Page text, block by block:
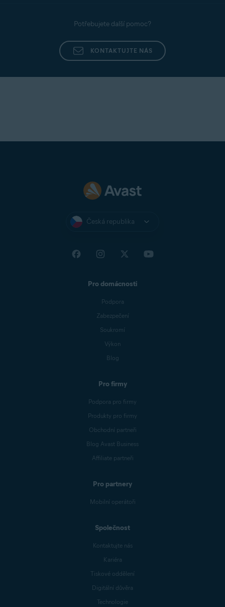
Potřebujete další pomoc?
KONTAKTUJTE NÁS
Česká republika
Pro domácnosti
Podpora
Zabezpečení
Soukromí
Výkon
Blog
Pro firmy
Podpora pro firmy
Produkty pro firmy
Obchodní partneři
Blog Avast Business
Affiliate partneři
Pro partnery
Mobilní operátoři
Společnost
Kontaktujte nás
Kariéra
Tiskové oddělení
Digitální důvěra
Technologie